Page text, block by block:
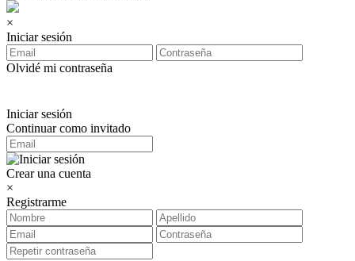
×
Iniciar sesión
Olvidé mi contraseña
Iniciar sesión
Continuar como invitado
Crear una cuenta
×
Registrarme